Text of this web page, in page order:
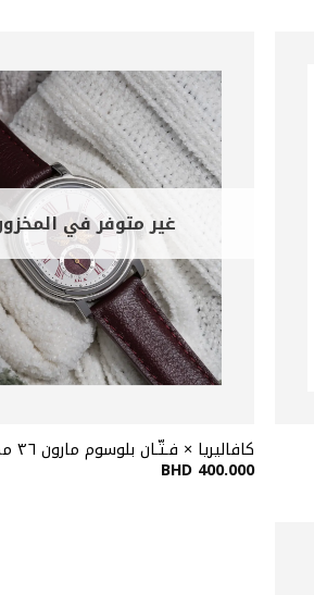
غير متوفر في
كافاليريا × فـتّـان بلوسوم مارون ٣٦ مم
BHD400.000